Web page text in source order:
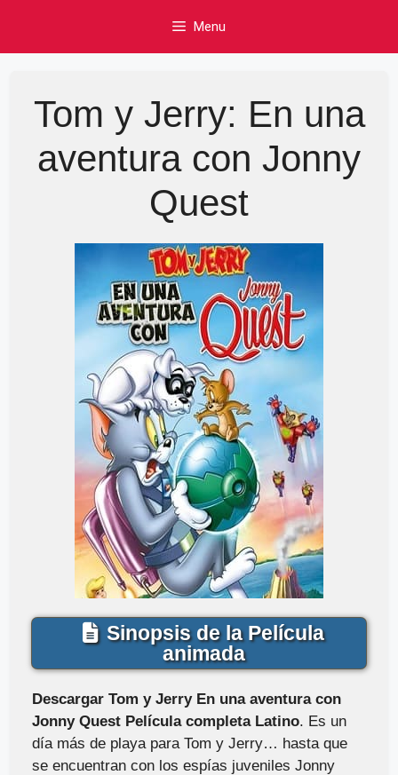
content
Menu
Tom y Jerry: En una
aventura con Jonny
Quest
Sinopsis de la Película
animada
Descargar Tom y Jerry En una aventura con
Jonny Quest Película completa Latino. Es un
día más de playa para Tom y Jerry… hasta que
se encuentran con los espías juveniles Jonny